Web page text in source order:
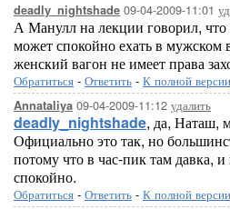
deadly_nightshade 09-04-2009-11:01
А Манулл на лекции говорил,
может спокойно ехать в мужском
женский вагон не имеет права
Обратиться - Ответить - К полной версии
Annataliya 09-04-2009-11:12 удалить
deadly_nightshade, да, Наташ,
Официально это так, но
потому что в час-пик там давка,
спокойно.
Обратиться - Ответить - К полной версии